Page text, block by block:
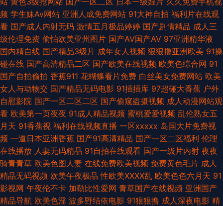
色 三级网站网址视频 97亚洲天堂色色 超碰大神 超碰在线探花91 成人网站
国产AV理论 国产精品精品久久 加勒比91在线 久久欧美视频 六月天色色网站
欧美美脚 欧日色网 青青草欧美在线 日韩三级片123 天堂网成人在线 性欧美
成人18 亚洲性爱福利导航 影音AV在线资源 超碰97资源网 黄色电影链接 青
青国产视频 日韩无码13p 天天透天天干 午夜福利AV网站 亚洲福利影院 伊人
春色成人 自慰影院 91无码色图 97爽片 俺去啦俺去操 丁香午夜影院 国产av
第一页 国产嫩草影院久久 国内成人在线 久久国产高潮久久 免费av网站 性爱
加勒比 一区二区理论片 尤物激情在线 91国产品精 91系列在线观看 超碰97人
频 学生妹Av网站 亚洲人成免费网站 91大神自拍 福利片在线观
看 国产成人内射无码 激情五月极品婷婷 国产剧情精品 成人三
级伦理免费 偷怕欧美亚州图片 国产AV国产AV 97亚洲精华液
国内精自线 国产精品3级片 成年女人视频 狠狠撸亚洲欧美 91操
碰在线 国产高清精品二区 国产欧美在线视频 欧美色综合网 91
国产自拍偷拍 香蕉911 花蝴蝶看片免费 白丝美女免费网站 欧美
女人与动物交 国产精品无码电影 91插插库 97超碰大香蕉 户外
自慰影院 国产一区二区二区 国产偷窥盗摄视频 成人动漫网站观
看 欧美第一页夜夜 91成人精品视频 蜜桃爱爱视频 乱伦熟女五
月天 91香蕉视 福利在线视频直播 一区xxxxx 岛国大片免费视
频 一道日本亚洲香蕉 国产91高清精品 国产一区二区福利 伦理
在线播放 人妻无码精品 91自拍在线观看 国产一级片内射 夜夜
骑青青草 欧美色图人妻 在线免费欧美视频 免费黄色毛片 成人
精品无码视频 欧美午夜极品 性欧美ⅩⅩⅩⅩ乱 欧美色色六月天 91
影视网 午夜伦不卡 加勒比性爱网 青草国产在线视频 亚洲国产
精品导航 欧美色淫 波多野结依电影 91狠狠撸 成人深夜电影 精